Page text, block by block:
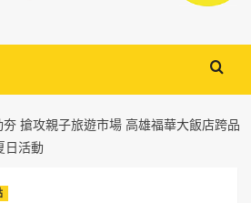
搶攻親子旅遊市場 高雄福華大飯店跨品
日活動